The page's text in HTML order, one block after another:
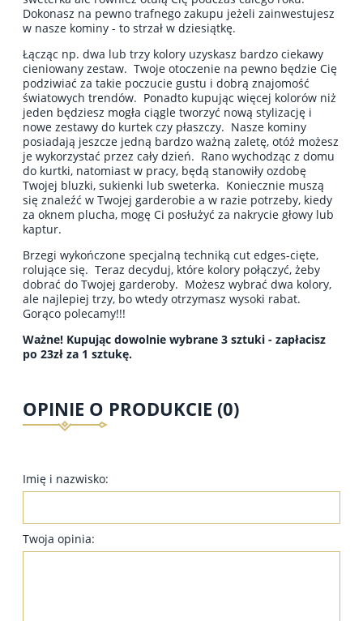
Dokonasz na pewno trafnego zakupu jeżeli zainwestujesz
w nasze kominy - to strzał w dziesiątkę.
Łącząc np. dwa lub trzy kolory uzyskasz bardzo ciekawy
cieniowany zestaw. Twoje otoczenie na pewno będzie Cię
podziwiać za takie poczucie gustu i dobrą znajomość
światowych trendów. Ponadto kupując więcej kolorów niż
jeden będziesz mogła ciągle tworzyć nową stylizację i
nowe zestawy do kurtek czy płaszczy. Nasze kominy
posiadają jeszcze jedną bardzo ważną zaletę, otóż możesz
je wykorzystać przez cały dzień. Rano wychodząc z domu
do kurtki, natomiast w pracy, będą stanowiły ozdobę
Twojej bluzki, sukienki lub sweterka. Koniecznie muszą
się znaleźć w Twojej garderobie a w razie potrzeby, kiedy
za oknem plucha, mogę Ci posłużyć za nakrycie głowy lub
kaptur.
Brzegi wykończone specjalną techniką cut edges-cięte,
rolujące się. Teraz decyduj, które kolory połączyć, żeby
dobrać do Twojej garderoby. Możesz wybrać dwa kolory,
ale najlepiej trzy, bo wtedy otrzymasz wysoki rabat.
Gorąco polecamy!!!
Ważne! Kupując dowolnie wybrane 3 sztuki - zapłacisz
po 23zł za 1 sztukę.
OPINIE O PRODUKCIE (0)
Imię i nazwisko:
Twoja opinia: